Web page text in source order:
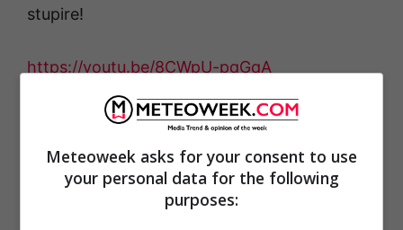
stupire!
https://youtu.be/8CWpU-pqGqA
Meteoweek asks for your consent to use
your personal data for the following
purposes: